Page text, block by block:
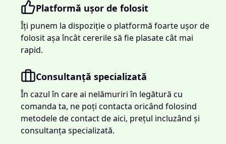
Platformă ușor de folosit
Îți punem la dispoziție o platformă foarte ușor de
folosit așa încât cererile să fie plasate cât mai
rapid.
Consultanță specializată
În cazul în care ai nelămuriri în legătură cu
comanda ta, ne poți contacta oricând folosind
metodele de contact de aici, prețul incluzând și
consultanța specializată.